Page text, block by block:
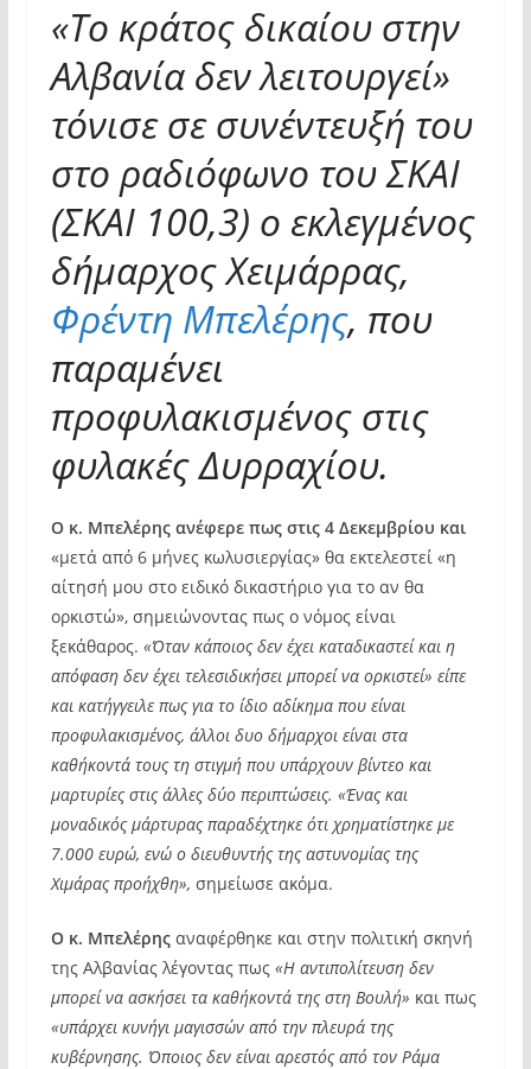
«Το κράτος δικαίου στην
Αλβανία δεν λειτουργεί»
τόνισε σε συνέντευξή του
στο ραδιόφωνο του ΣΚΑΙ
(ΣΚΑΙ 100,3) ο εκλεγμένος
δήμαρχος Χειμάρρας,
Φρέντη Μπελέρης, που
παραμένει
προφυλακισμένος στις
φυλακές Δυρραχίου.
Ο κ. Μπελέρης ανέφερε πως στις 4 Δεκεμβρίου και
«μετά από 6 μήνες κωλυσιεργίας» θα εκτελεστεί «η
αίτησή μου στο ειδικό δικαστήριο για το αν θα
ορκιστώ», σημειώνοντας πως ο νόμος είναι
ξεκάθαρος. «Όταν κάποιος δεν έχει καταδικαστεί και η
απόφαση δεν έχει τελεσιδικήσει μπορεί να ορκιστεί» είπε
και κατήγγειλε πως για το ίδιο αδίκημα που είναι
προφυλακισμένος, άλλοι δυο δήμαρχοι είναι στα
καθήκοντά τους τη στιγμή που υπάρχουν βίντεο και
μαρτυρίες στις άλλες δύο περιπτώσεις. «Ένας και
μοναδικός μάρτυρας παραδέχτηκε ότι χρηματίστηκε με
7.000 ευρώ, ενώ ο διευθυντής της αστυνομίας της
Χιμάρας προήχθη», σημείωσε ακόμα.
Ο κ. Μπελέρηςαναφέρθηκε και στην πολιτική σκηνή
της Αλβανίας λέγοντας πως «Η αντιπολίτευση δεν
μπορεί να ασκήσει τα καθήκοντά της στη Βουλή» και πως
«υπάρχει κυνήγι μαγισσών από την πλευρά της
κυβέρνησης. Όποιος δεν είναι αρεστός από τον Ράμα